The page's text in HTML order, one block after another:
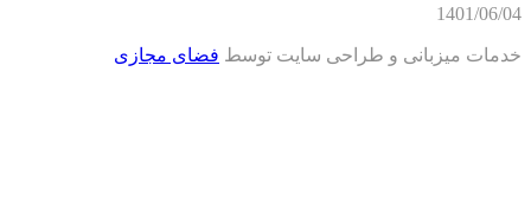
1401/06/04
خدمات میزبانی و طراحی سایت توسط فضای مجازی